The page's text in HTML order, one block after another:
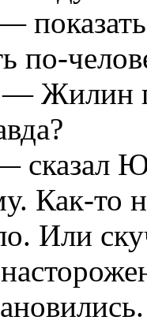
по-
— Жилин
Как-то
Или